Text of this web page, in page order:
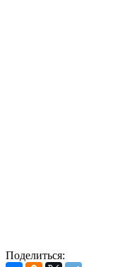
Поделиться: